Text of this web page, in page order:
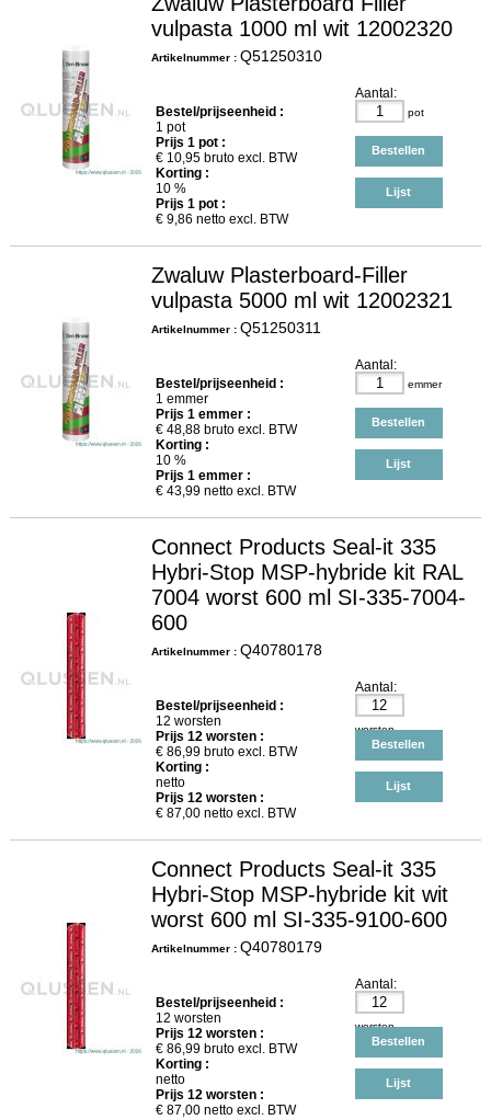
vulpasta 1000 ml wit 12002320
Artikelnummer : Q51250310
Bestel/prijseenheid :
1 pot
Prijs 1pot :
€ 10,95bruto excl. BTW
Korting :
10 %
Prijs 1pot :
€ 9,86 netto excl. BTW
Aantal:
pot
Bestellen
Lijst
Zwaluw Plasterboard-Filler
vulpasta 5000 ml wit 12002321
Artikelnummer : Q51250311
Bestel/prijseenheid :
1 emmer
Prijs 1emmer :
€ 48,88bruto excl. BTW
Korting :
10 %
Prijs 1emmer :
€ 43,99netto excl. BTW
Aantal:
emmer
Bestellen
Lijst
Connect Products Seal-it 335
Hybri-Stop MSP-hybride kit RAL
7004 worst 600 ml SI-335-7004-
600
Artikelnummer : Q40780178
Bestel/prijseenheid :
12 worsten
Prijs 12worsten :
€ 86,99bruto excl. BTW
Korting :
netto
Prijs 12worsten :
€ 87,00netto excl. BTW
Aantal:
worsten
Bestellen
Lijst
Connect Products Seal-it 335
Hybri-Stop MSP-hybride kit wit
worst 600 ml SI-335-9100-600
Artikelnummer : Q40780179
Bestel/prijseenheid :
12 worsten
Prijs 12worsten :
€ 86,99bruto excl. BTW
Korting :
netto
Prijs 12worsten :
€ 87,00netto excl. BTW
Aantal:
worsten
Bestellen
Lijst